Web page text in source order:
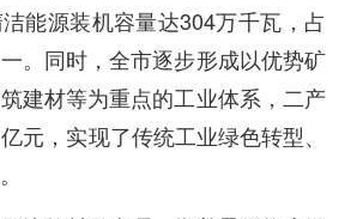
能源装机容量达304万千瓦，占
。同时，全市逐步形成以优势矿
建材等为重点的工业体系，二产
元，实现了传统工业绿色转型、